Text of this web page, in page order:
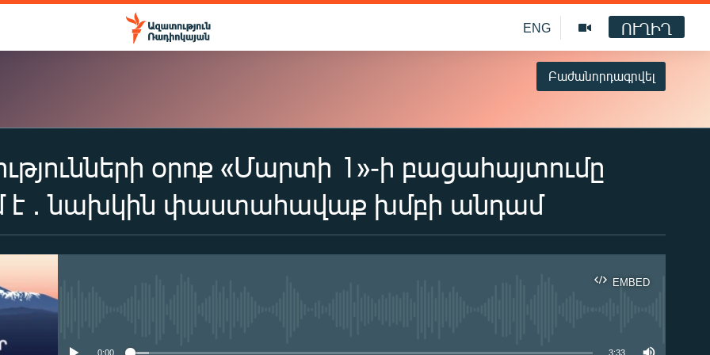
ENG ՈՒՂԻՂ
Բաժանորդագրվել
ԲԱԺԱՆՈՐԴԱԳՐՎԵԼօրոք «Մարտի 1»-ի բացահայտումը
է ․ նախկին փաստահավաք խմբի անդամ
EMBED
0:00 3:33